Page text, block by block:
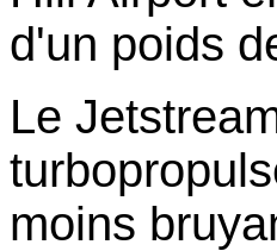
d'un poids
Le
moins